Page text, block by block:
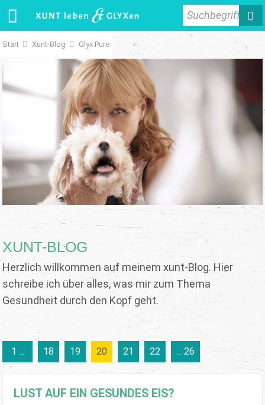
Suchbegriff
Start Xunt-Blog Glyx Pure
XUNT-BLOG
Herzlich willkommen auf meinem xunt-Blog. Hier
schreibe ich über alles, was mir zum Thema
Gesundheit durch den Kopf geht.
1 ... 18 19 20 21 22 ... 26
LUST AUF EIN GESUNDES EIS?